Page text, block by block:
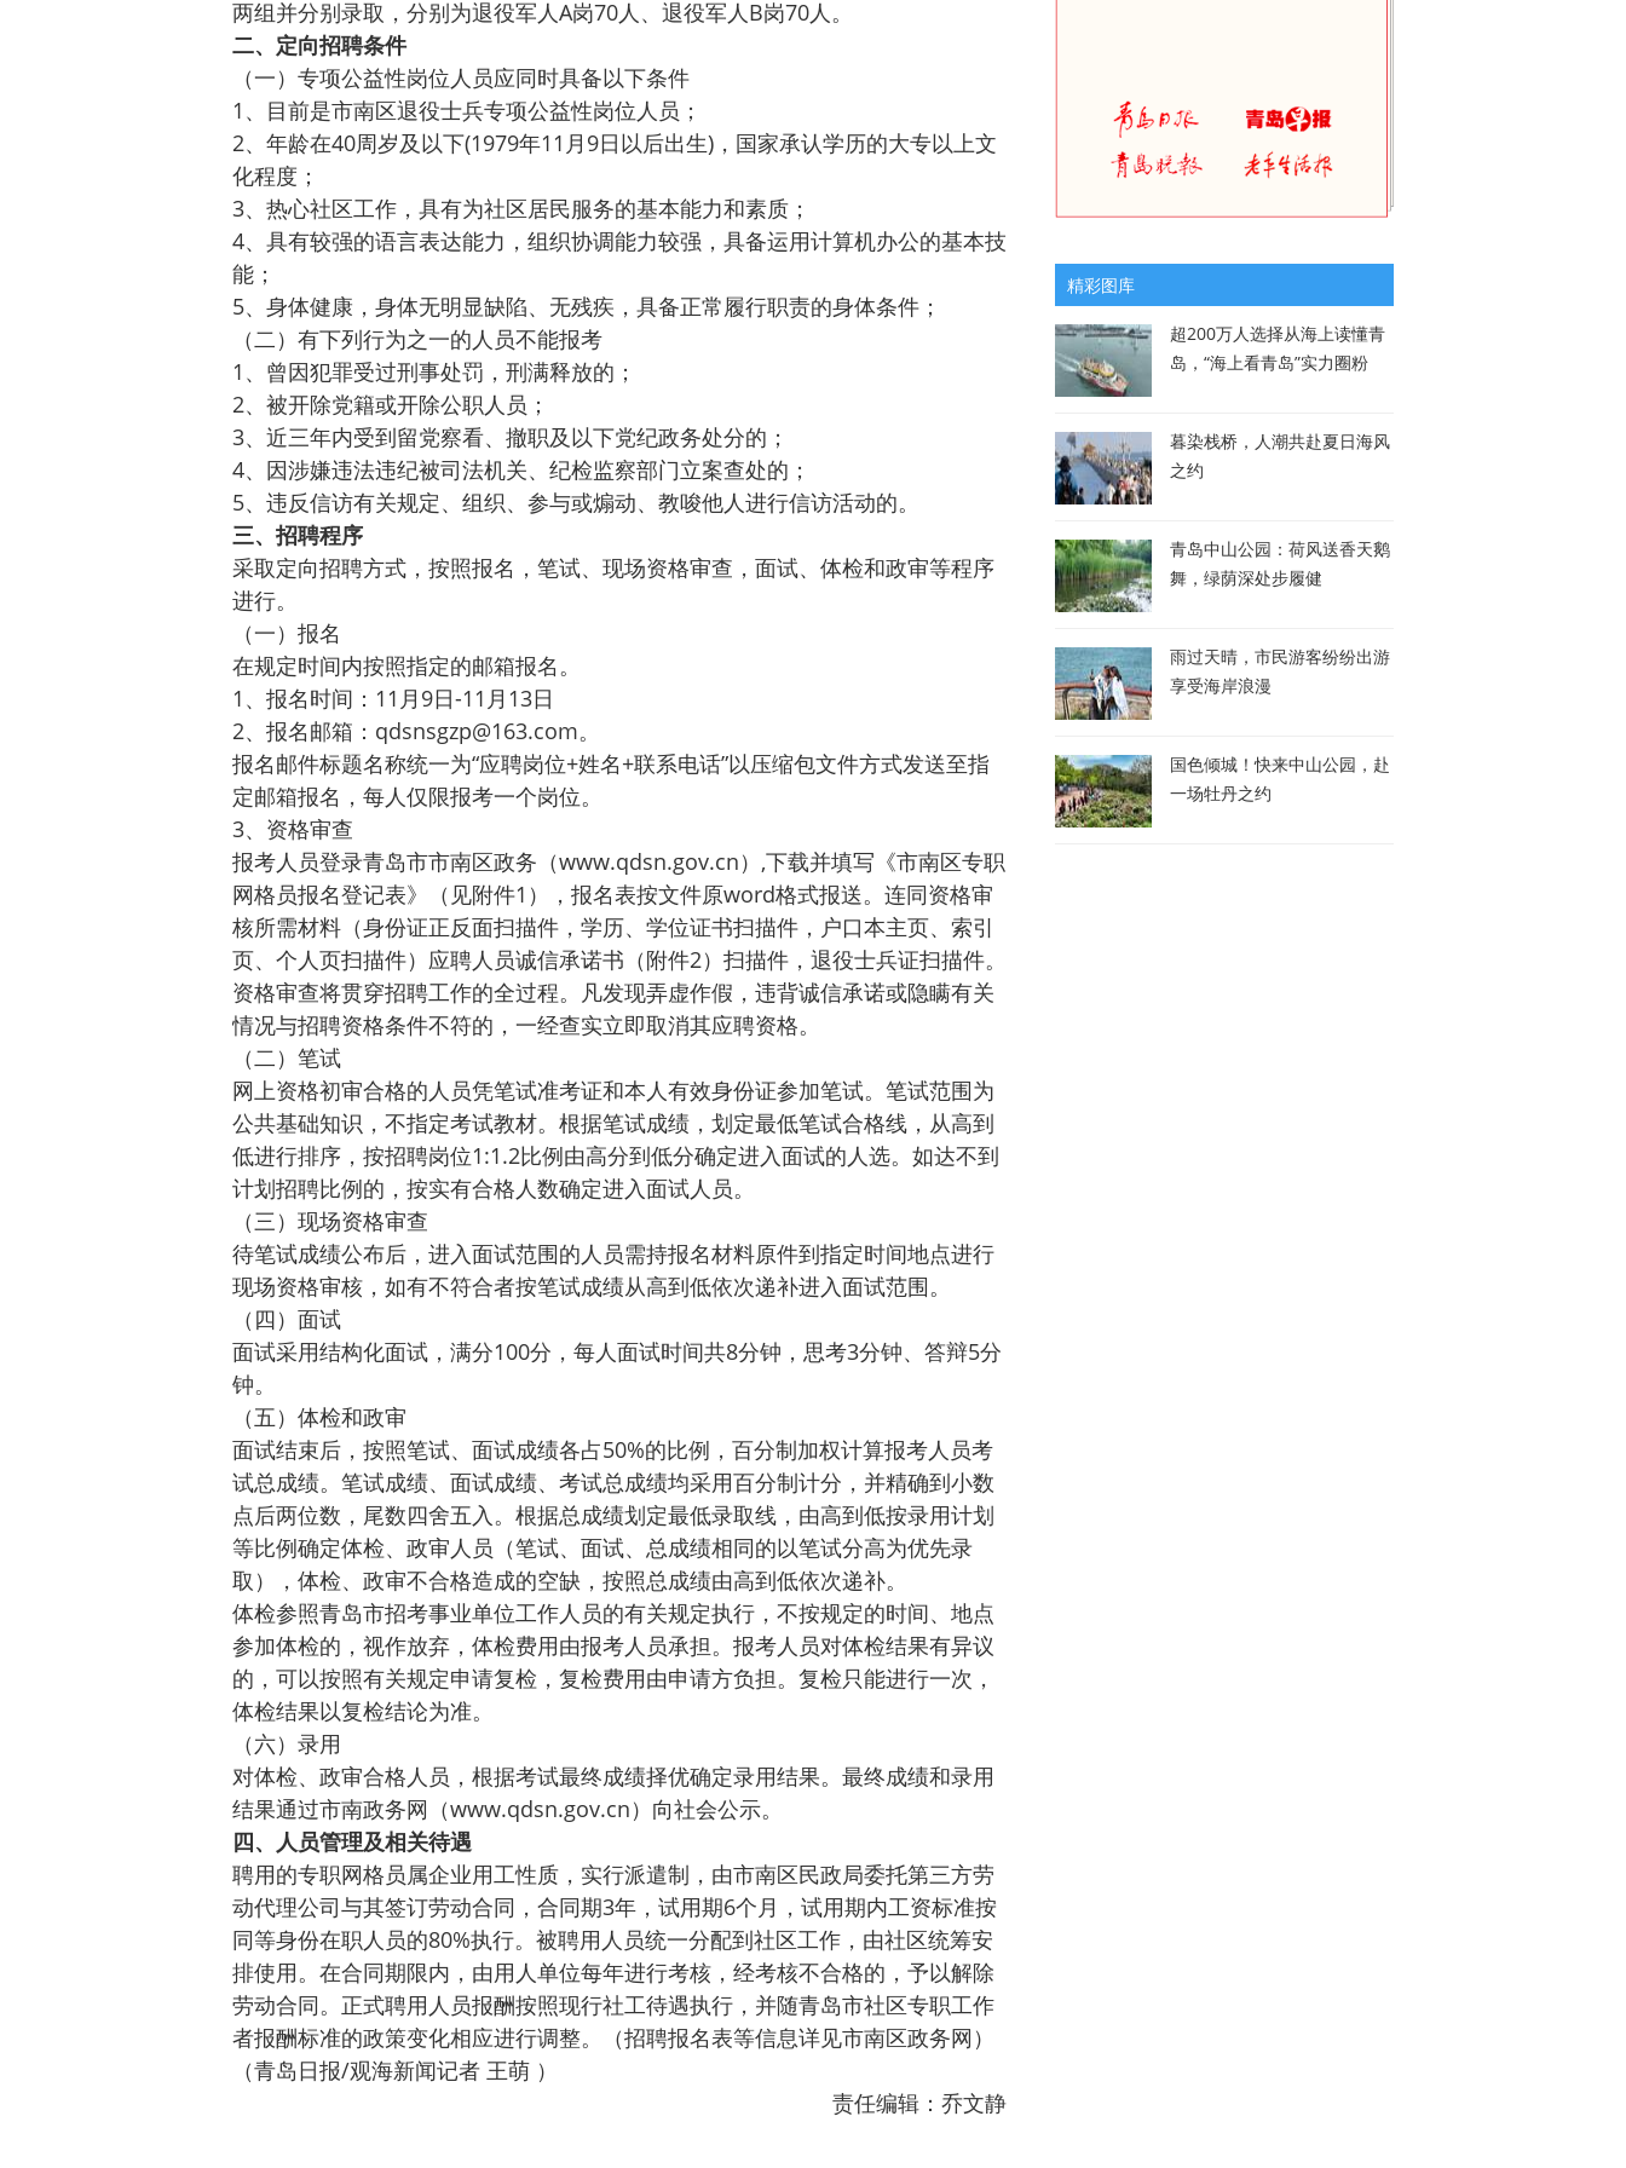
两组并分别录取，分别为退役军人A岗70人、退役军人B岗70人。
二、定向招聘条件
（一）专项公益性岗位人员应同时具备以下条件
1、目前是市南区退役士兵专项公益性岗位人员；
2、年龄在40周岁及以下(1979年11月9日以后出生)，国家承认学历的大专以上文
化程度；
3、热心社区工作，具有为社区居民服务的基本能力和素质；
4、具有较强的语言表达能力，组织协调能力较强，具备运用计算机办公的基本技
能；
5、身体健康，身体无明显缺陷、无残疾，具备正常履行职责的身体条件；
（二）有下列行为之一的人员不能报考
1、曾因犯罪受过刑事处罚，刑满释放的；
2、被开除党籍或开除公职人员；
3、近三年内受到留党察看、撤职及以下党纪政务处分的；
4、因涉嫌违法违纪被司法机关、纪检监察部门立案查处的；
5、违反信访有关规定、组织、参与或煽动、教唆他人进行信访活动的。
三、招聘程序
采取定向招聘方式，按照报名，笔试、现场资格审查，面试、体检和政审等程序
进行。
（一）报名
在规定时间内按照指定的邮箱报名。
1、报名时间：11月9日-11月13日
2、报名邮箱：qdsnsgzp@163.com。
报名邮件标题名称统一为“应聘岗位+姓名+联系电话”以压缩包文件方式发送至指
定邮箱报名，每人仅限报考一个岗位。
3、资格审查
报考人员登录青岛市市南区政务（www.qdsn.gov.cn）,下载并填写《市南区专职
网格员报名登记表》（见附件1），报名表按文件原word格式报送。连同资格审
核所需材料（身份证正反面扫描件，学历、学位证书扫描件，户口本主页、索引
页、个人页扫描件）应聘人员诚信承诺书（附件2）扫描件，退役士兵证扫描件。
资格审查将贯穿招聘工作的全过程。凡发现弄虚作假，违背诚信承诺或隐瞒有关
情况与招聘资格条件不符的，一经查实立即取消其应聘资格。
（二）笔试
网上资格初审合格的人员凭笔试准考证和本人有效身份证参加笔试。笔试范围为
公共基础知识，不指定考试教材。根据笔试成绩，划定最低笔试合格线，从高到
低进行排序，按招聘岗位1:1.2比例由高分到低分确定进入面试的人选。如达不到
计划招聘比例的，按实有合格人数确定进入面试人员。
（三）现场资格审查
待笔试成绩公布后，进入面试范围的人员需持报名材料原件到指定时间地点进行
现场资格审核，如有不符合者按笔试成绩从高到低依次递补进入面试范围。
（四）面试
面试采用结构化面试，满分100分，每人面试时间共8分钟，思考3分钟、答辩5分
钟。
（五）体检和政审
面试结束后，按照笔试、面试成绩各占50%的比例，百分制加权计算报考人员考
试总成绩。笔试成绩、面试成绩、考试总成绩均采用百分制计分，并精确到小数
点后两位数，尾数四舍五入。根据总成绩划定最低录取线，由高到低按录用计划
等比例确定体检、政审人员（笔试、面试、总成绩相同的以笔试分高为优先录
取），体检、政审不合格造成的空缺，按照总成绩由高到低依次递补。
体检参照青岛市招考事业单位工作人员的有关规定执行，不按规定的时间、地点
参加体检的，视作放弃，体检费用由报考人员承担。报考人员对体检结果有异议
的，可以按照有关规定申请复检，复检费用由申请方负担。复检只能进行一次，
体检结果以复检结论为准。
（六）录用
对体检、政审合格人员，根据考试最终成绩择优确定录用结果。最终成绩和录用
结果通过市南政务网（www.qdsn.gov.cn）向社会公示。
四、人员管理及相关待遇
聘用的专职网格员属企业用工性质，实行派遣制，由市南区民政局委托第三方劳
动代理公司与其签订劳动合同，合同期3年，试用期6个月，试用期内工资标准按
同等身份在职人员的80%执行。被聘用人员统一分配到社区工作，由社区统筹安
排使用。在合同期限内，由用人单位每年进行考核，经考核不合格的，予以解除
劳动合同。正式聘用人员报酬按照现行社工待遇执行，并随青岛市社区专职工作
者报酬标准的政策变化相应进行调整。
（招聘报名表等信息详见市南区政务网）
（青岛日报/观海新闻记者 王萌 ）
责任编辑：乔文静
精彩图库
超200万人选择从海上读懂青
岛，“海上看青岛”实力圈粉
暮染栈桥，人潮共赴夏日海风
之约
青岛中山公园：荷风送香天鹅
舞，绿荫深处步履健
雨过天晴，市民游客纷纷出游
享受海岸浪漫
国色倾城！快来中山公园，赴
一场牡丹之约